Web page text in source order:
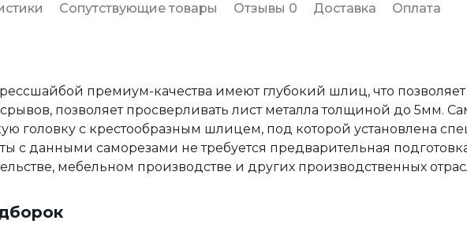
Сопутствующие товары Отзывы 0 Доставка Оплата
премиум-качества имеют глубокий шлиц, что позволяет
позволяет просверливать лист металла толщиной до 5мм.
головку с крестообразным шлицем, под которой установлена
с данными саморезами не требуется предварительная
мебельном производстве и других производственных